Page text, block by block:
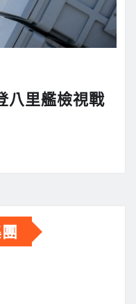
八里艦檢視戰